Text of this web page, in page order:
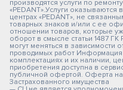
производятся услуги по
«PEDANT».Услуги
центрах «PEDANT», не
товарных знаков и/или с ее
отношении товаров, которые
оборот в смысле статьи 1487
могут меняться в зависимости
проводимых работ
комплектациях и их наличии,
приобретения доступна в
публичной офертой. Оферта
Застрахованного имущества